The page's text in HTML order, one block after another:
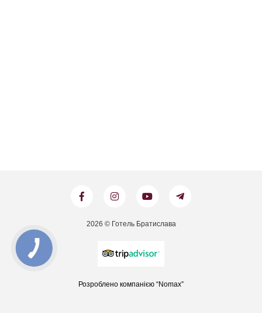
2026 © Готель Братислава
Розроблено компанією “Nomax”